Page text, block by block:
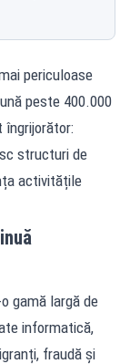
periculoase
peste 400.000
îngrijorător:
structuri de
activitățile
gamă largă de
informatică,
fraudă și